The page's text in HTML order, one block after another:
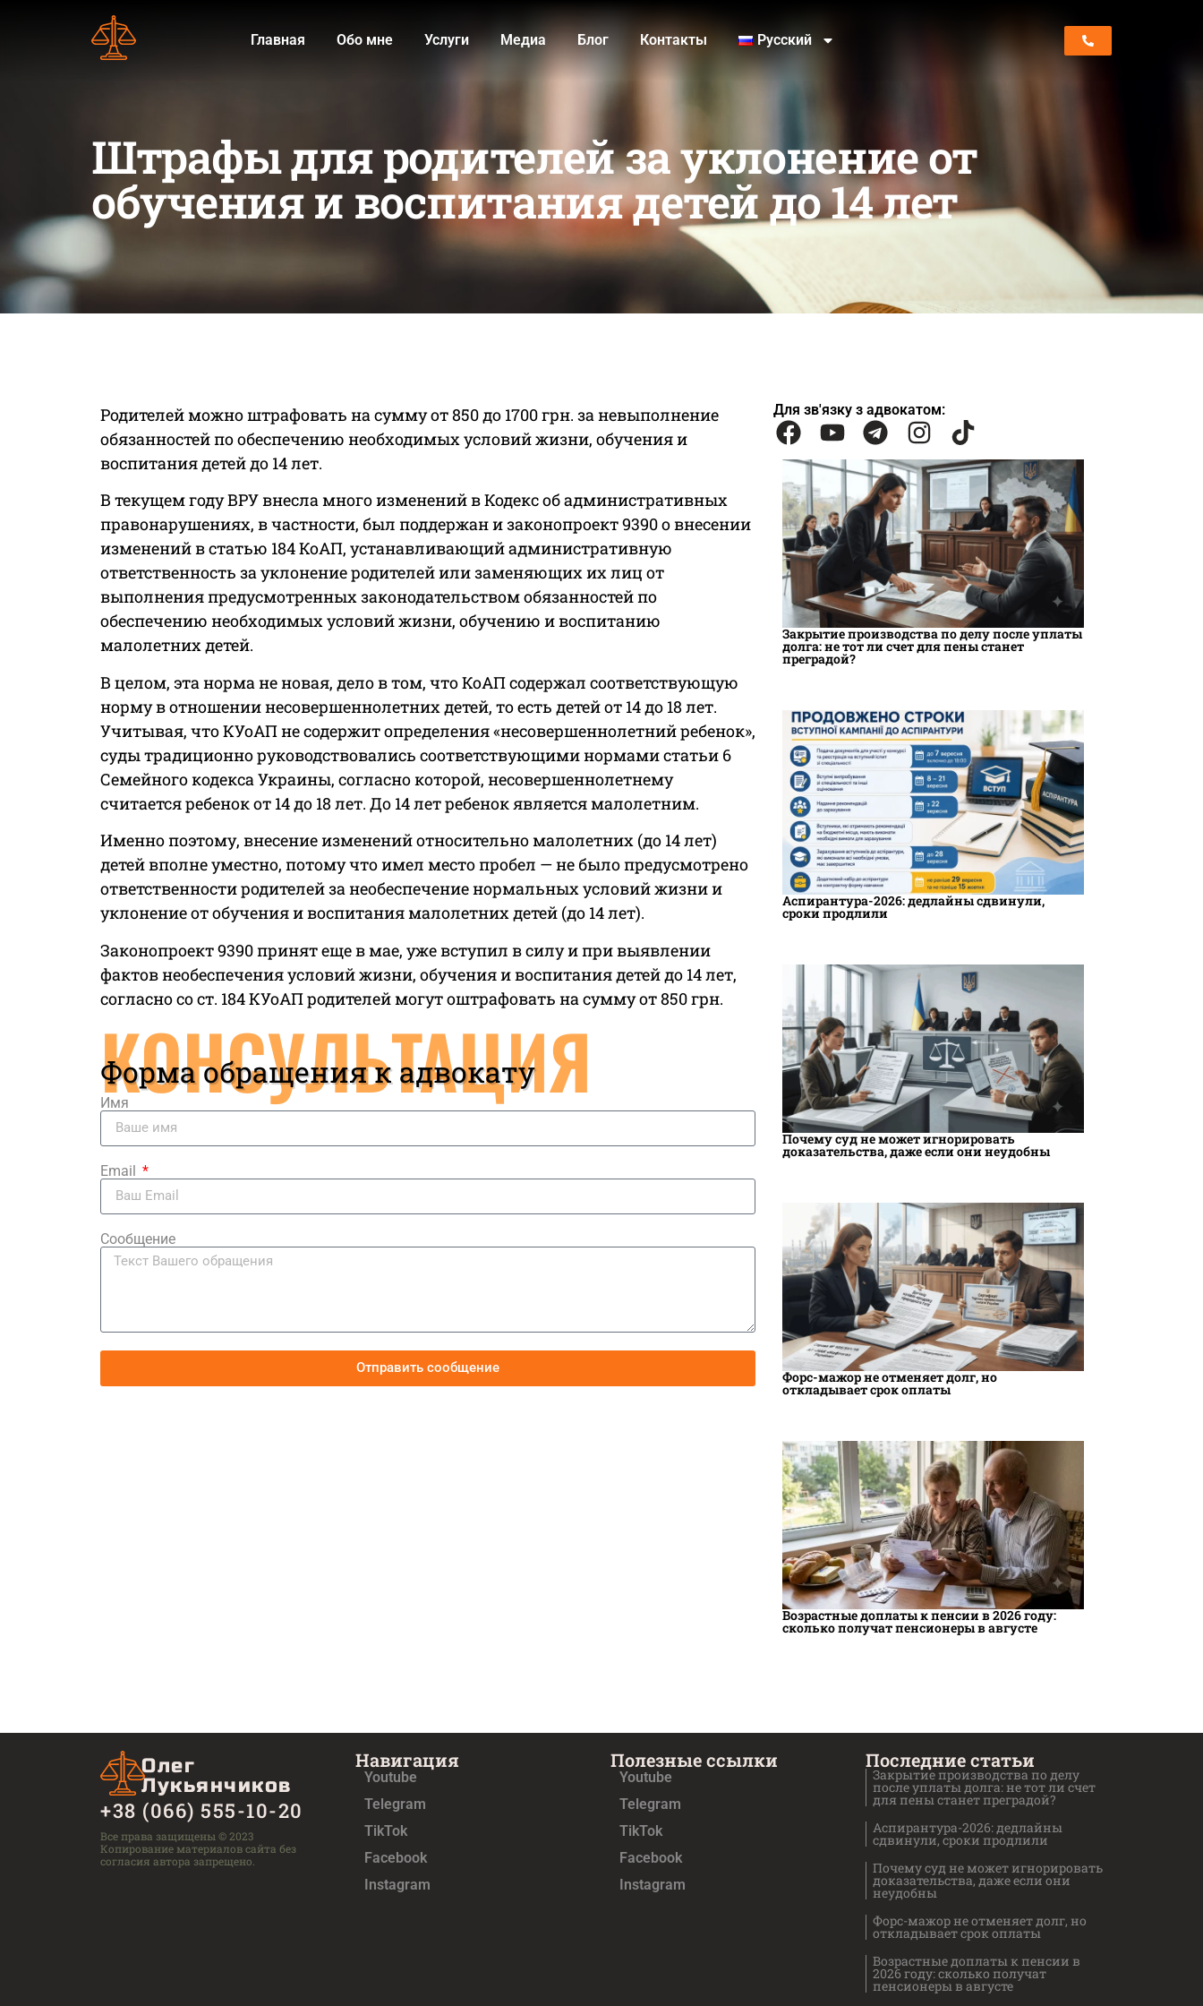
Главная Обо мне Услуги Медиа Блог Контакты Русский
Штрафы для родителей за уклонение от
обучения и воспитания детей до 14 лет
Родителей можно штрафовать на сумму от 850 до 1700 грн. за невыполнение
обязанностей по обеспечению необходимых условий жизни, обучения и
воспитания детей до 14 лет.
В текущем году ВРУ внесла много изменений в Кодекс об административных
правонарушениях, в частности, был поддержан и законопроект 9390 о внесении
изменений в статью 184 КоАП, устанавливающий административную
ответственность за уклонение родителей или заменяющих их лиц от
выполнения предусмотренных законодательством обязанностей по
обеспечению необходимых условий жизни, обучению и воспитанию
малолетних детей.
В целом, эта норма не новая, дело в том, что КоАП содержал соответствующую
норму в отношении несовершеннолетних детей, то есть детей от 14 до 18 лет.
Учитывая, что КУоАП не содержит определения «несовершеннолетний ребенок»,
суды традиционно руководствовались соответствующими нормами статьи 6
Семейного кодекса Украины, согласно которой, несовершеннолетнему
считается ребенок от 14 до 18 лет. До 14 лет ребенок является малолетним.
Именно поэтому, внесение изменений относительно малолетних (до 14 лет)
детей вполне уместно, потому что имел место пробел — не было предусмотрено
ответственности родителей за необеспечение нормальных условий жизни и
уклонение от обучения и воспитания малолетних детей (до 14 лет).
Законопроект 9390 принят еще в мае, уже вступил в силу и при выявлении
фактов необеспечения условий жизни, обучения и воспитания детей до 14 лет,
согласно со ст. 184 КУоАП родителей могут оштрафовать на сумму от 850 грн.
КОНСУЛЬТАЦИЯ
Форма обращения к адвокату
Имя
Email
Сообщение
Отправить сообщение
Для зв'язку з адвокатом:
Закрытие производства по делу после уплаты
долга: не тот ли счет для пены станет
преградой?
Аспирантура-2026: дедлайны сдвинули,
сроки продлили
Почему суд не может игнорировать
доказательства, даже если они неудобны
Форс-мажор не отменяет долг, но
откладывает срок оплаты
Возрастные доплаты к пенсии в 2026 году:
сколько получат пенсионеры в августе
Олег
Лукьянчиков
+38 (066) 555-10-20
Все права защищены © 2023
Копирование материалов сайта без
согласия автора запрещено.
Навигация
Youtube
Telegram
TikTok
Facebook
Instagram
Полезные ссылки
Youtube
Telegram
TikTok
Facebook
Instagram
Последние статьи
Закрытие производства по делу
после уплаты долга: не тот ли счет
для пены станет преградой?
Аспирантура-2026: дедлайны
сдвинули, сроки продлили
Почему суд не может игнорировать
доказательства, даже если они
неудобны
Форс-мажор не отменяет долг, но
откладывает срок оплаты
Возрастные доплаты к пенсии в
2026 году: сколько получат
пенсионеры в августе